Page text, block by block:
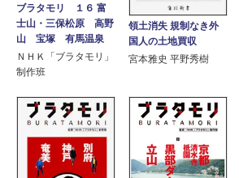
ブラタモリ １６ 富
士山・三保松原 高野
山 宝塚 有馬温泉
ＮＨＫ「ブラタモリ」
制作班
領土消失 規制なき外
国人の土地買収
宮本雅史 平野秀樹